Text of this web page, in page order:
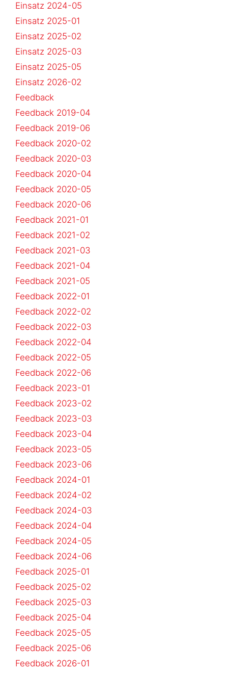
Einsatz 2024-05
Einsatz 2025-01
Einsatz 2025-02
Einsatz 2025-03
Einsatz 2025-05
Einsatz 2026-02
Feedback
Feedback 2019-04
Feedback 2019-06
Feedback 2020-02
Feedback 2020-03
Feedback 2020-04
Feedback 2020-05
Feedback 2020-06
Feedback 2021-01
Feedback 2021-02
Feedback 2021-03
Feedback 2021-04
Feedback 2021-05
Feedback 2022-01
Feedback 2022-02
Feedback 2022-03
Feedback 2022-04
Feedback 2022-05
Feedback 2022-06
Feedback 2023-01
Feedback 2023-02
Feedback 2023-03
Feedback 2023-04
Feedback 2023-05
Feedback 2023-06
Feedback 2024-01
Feedback 2024-02
Feedback 2024-03
Feedback 2024-04
Feedback 2024-05
Feedback 2024-06
Feedback 2025-01
Feedback 2025-02
Feedback 2025-03
Feedback 2025-04
Feedback 2025-05
Feedback 2025-06
Feedback 2026-01